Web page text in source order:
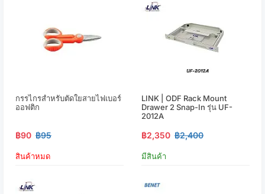
กรรไกรสำหรับตัดใยสายไฟเบอร์
ออฟติก
฿90 ฿95
สินค้าหมด
LINK | ODF Rack Mount
Drawer 2 Snap-In รุ่น UF-
2012A
฿2,350 ฿2,400
มีสินค้า